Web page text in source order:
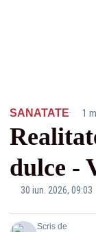
SANATATE· 1
dulce -
30 iun. 2026, 09:03
Scris de